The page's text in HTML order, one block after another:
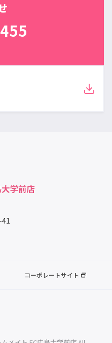
41
コーポレートサイト